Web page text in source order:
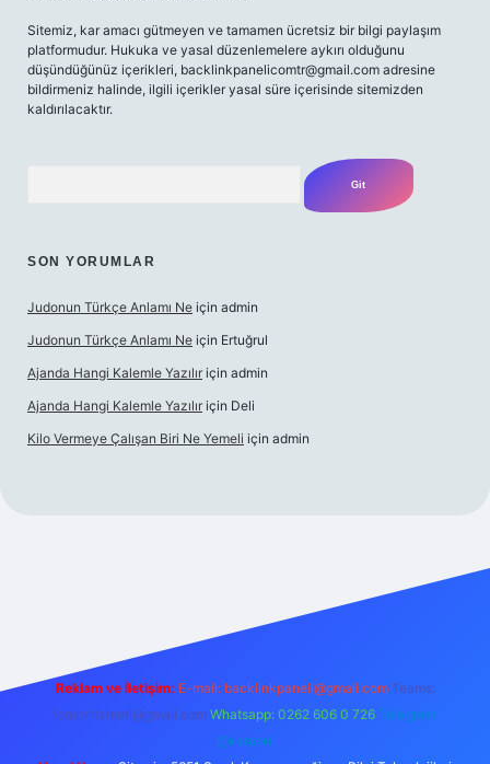
Sitemiz, kar amacı gütmeyen ve tamamen ücretsiz bir bilgi paylaşım
platformudur. Hukuka ve yasal düzenlemelere aykırı olduğunu
düşündüğünüz içerikleri, backlinkpanelicomtr@gmail.com adresine
bildirmeniz halinde, ilgili içerikler yasal süre içerisinde sitemizden
kaldırılacaktır.
SON YORUMLAR
Judonun Türkçe Anlamı Ne için admin
Judonun Türkçe Anlamı Ne için Ertuğrul
Ajanda Hangi Kalemle Yazılır için admin
Ajanda Hangi Kalemle Yazılır için Deli
Kilo Vermeye Çalışan Biri Ne Yemeli için admin
Reklam ve İletişim: E-mail: backlinkpaneli@gmail.com Teams:
forumhizmeti@gmail.com Whatsapp: 0262 606 0 726 Telegram:
@karabul